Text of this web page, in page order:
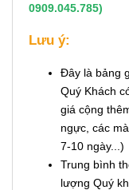
0909.045.785)
Lưu ý:
Đây là bảng
Quý Khách
giá cộng
ngực, các
7-10 ngày...)
Trung bình
lượng Quý